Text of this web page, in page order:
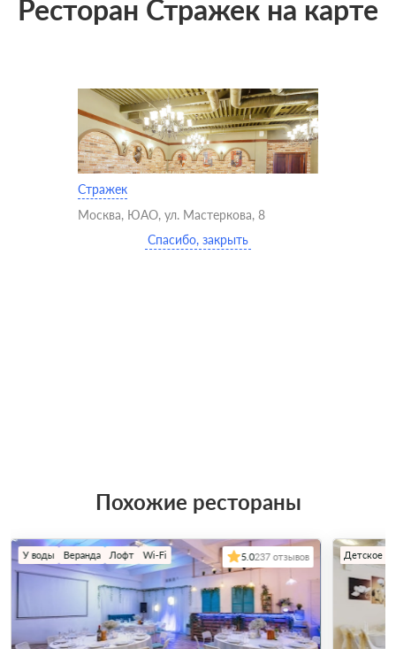
Ресторан Стражек на карте
Стражек
Москва, ЮАО, ул. Мастеркова, 8
Спасибо, закрыть
Похожие рестораны
У воды Веранда Лофт Wi-Fi 5.0237 отзывов Детское